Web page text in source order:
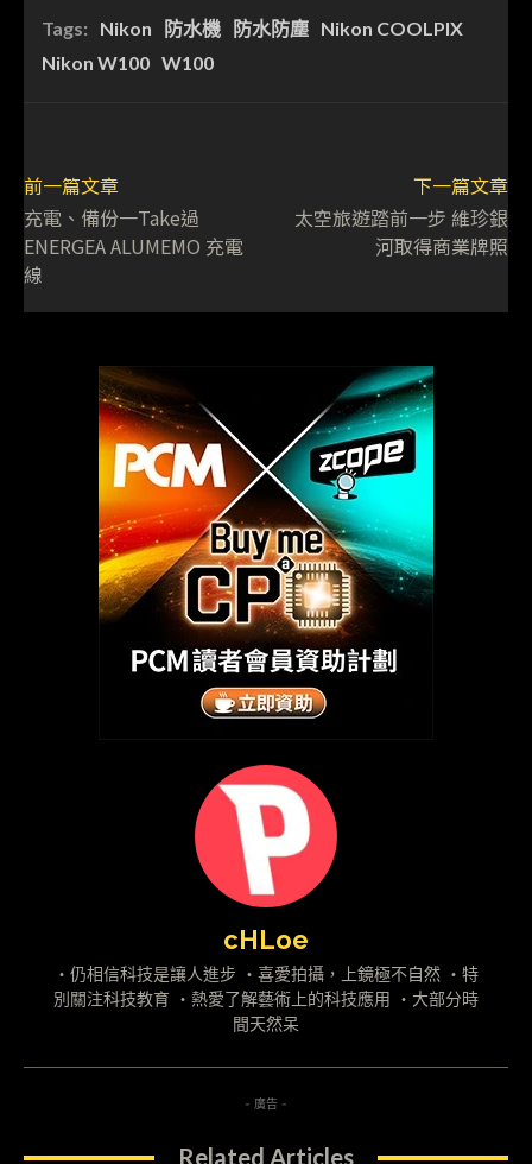
Tags: Nikon 防水機 防水防塵 Nikon COOLPIX
Nikon W100 W100
前一篇文章
充電、備份一Take過
ENERGEA ALUMEMO 充電
線
下一篇文章
太空旅遊踏前一步 維珍銀
河取得商業牌照
cHLoe
・仍相信科技是讓人進步 ・喜愛拍攝，上鏡極不自然 ・特
別關注科技教育 ・熱愛了解藝術上的科技應用 ・大部分時
間天然呆
- 廣告 -
Related Articles